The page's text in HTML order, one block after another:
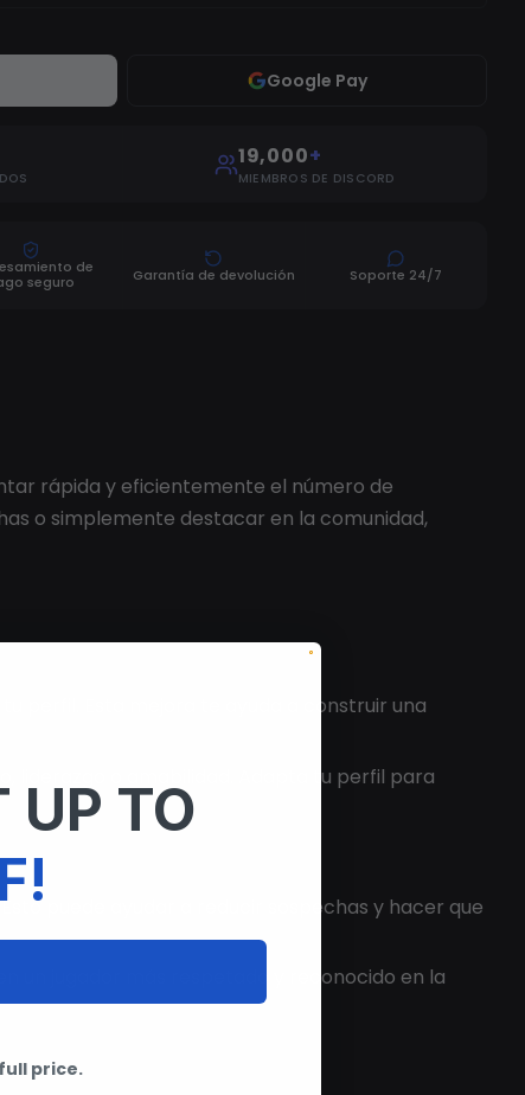
Google Pay
19,000+
MIEMBROS DE DISCORD
de
seguro
Garantía de devolución Soporte 24/7
rápida y eficientemente el número de
o simplemente destacar en la comunidad,
perfil. Esta mejora te ayuda a construir una
liderazgo o amabilidad. Adapta tu perfil para
puede ayudar a reducir sospechas y hacer que
un jugador más respetado y reconocido en la
UP TO
price.